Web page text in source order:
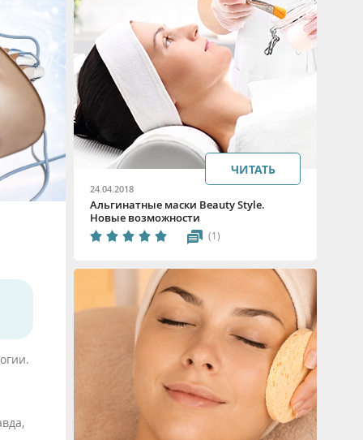
24.04.2018
Альгинатные маски Beauty Style.
Новые возможности
(1)
ЧИТАТЬ